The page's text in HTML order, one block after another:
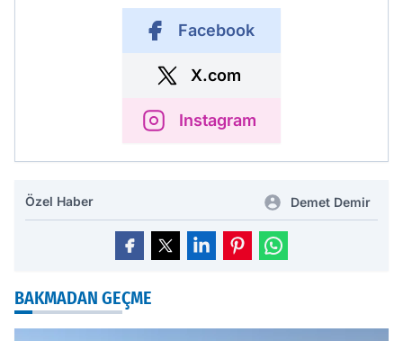
Facebook
X.com
Instagram
Özel Haber Demet Demir
BAKMADAN GEÇME